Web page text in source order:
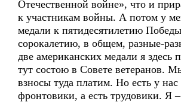
Отечественной войне», что и
к участникам войны. А потом у
медали к пятидесятилетию
сорокалетию, в общем, разные-
две американских медали я здесь
тут состою в Совете ветеранов.
взносы туда платим. Но есть у нас
фронтовики, а есть трудовики. Я